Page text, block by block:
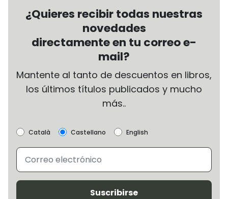
¿Quieres recibir todas nuestras
novedades
directamente en tu correo e-
mail?
Mantente al tanto de descuentos en libros,
los últimos títulos publicados y mucho
más..
Català Castellano English
Suscribirse